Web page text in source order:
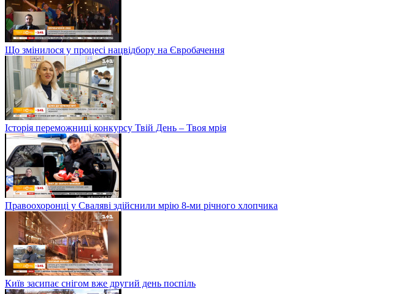
Що змінилося у процесі нацвідбору на Євробачення
Історія переможниці конкурсу Твій День – Твоя мрія
Правоохоронці у Сваляві здійснили мрію 8-ми річного хлопчика
Київ засипає снігом вже другий день поспіль